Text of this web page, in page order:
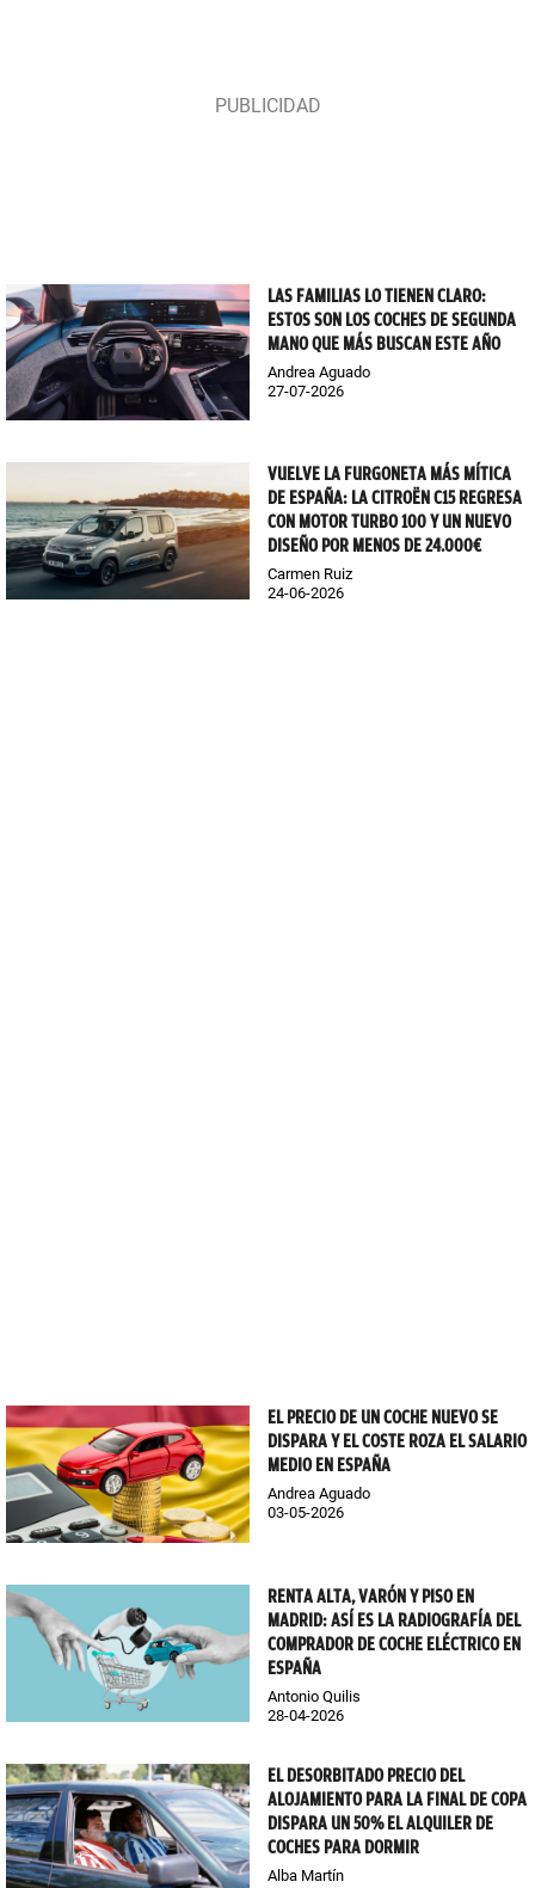
LAS FAMILIAS LO TIENEN CLARO:
ESTOS SON LOS COCHES DE SEGUNDA
MANO QUE MÁS BUSCAN ESTE AÑO
Andrea Aguado
27-07-2026
VUELVE LA FURGONETA MÁS MÍTICA
DE ESPAÑA: LA CITROËN C15 REGRESA
CON MOTOR TURBO 100 Y UN NUEVO
DISEÑO POR MENOS DE 24.000€
Carmen Ruiz
24-06-2026
EL PRECIO DE UN COCHE NUEVO SE
DISPARA Y EL COSTE ROZA EL SALARIO
MEDIO EN ESPAÑA
Andrea Aguado
03-05-2026
RENTA ALTA, VARÓN Y PISO EN
MADRID: ASÍ ES LA RADIOGRAFÍA DEL
COMPRADOR DE COCHE ELÉCTRICO EN
ESPAÑA
Antonio Quilis
28-04-2026
EL DESORBITADO PRECIO DEL
ALOJAMIENTO PARA LA FINAL DE COPA
DISPARA UN 50% EL ALQUILER DE
COCHES PARA DORMIR
Alba Martín